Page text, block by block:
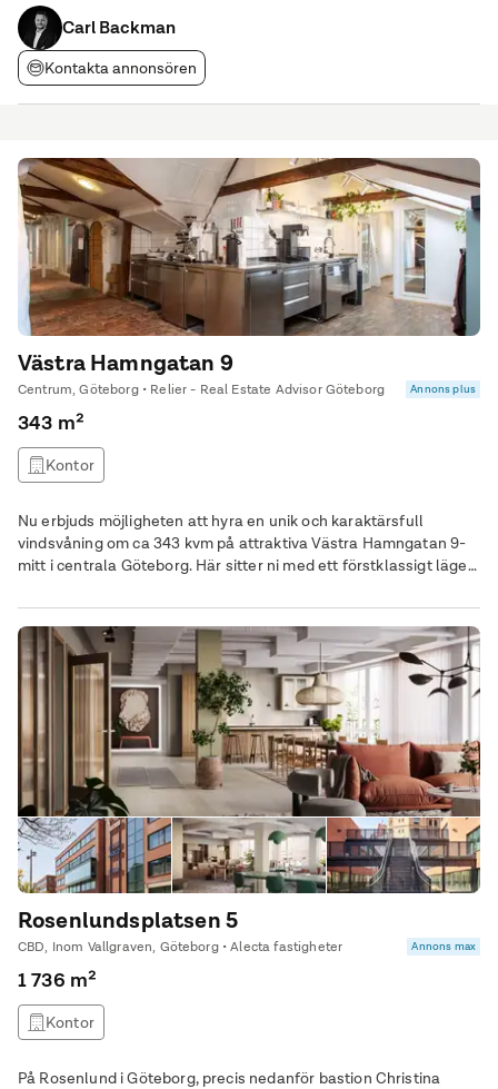
Varmt välkommen på visning!
Carl Backman
Kontakta annonsören
Västra Hamngatan 9
Centrum, Göteborg • Relier - Real Estate Advisor Göteborg Annons plus
343 m²
Kontor
Nu erbjuds möjligheten att hyra en unik och karaktärsfull
vindsvåning om ca 343 kvm på attraktiva Västra Hamngatan 9-
mitt i centrala Göteborg. Här sitter ni med ett förstklassigt läge
brett utbud av restauranger, caféer och service. Lokalen präglas
av en harmonisk kombination av bevarade detaljer från 1800-
talet och moderna
Rosenlundsplatsen 5
CBD, Inom Vallgraven, Göteborg • Alecta fastigheter Annons max
1 736 m²
Kontor
På Rosenlund i Göteborg, precis nedanför bastion Christina